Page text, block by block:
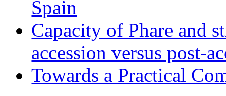
Spain
Capacity of Phare and
accession versus post-
Towards a Practical